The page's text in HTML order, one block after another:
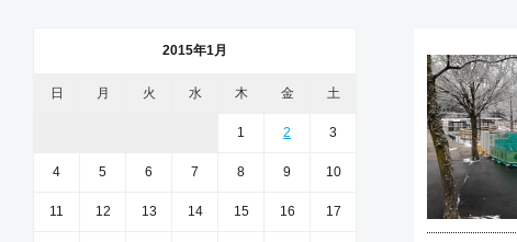
2015年1月
日 月 火 水 木 金 土
1 2 3
4 5 6 7 8 9 10
11 12 13 14 15 16 17